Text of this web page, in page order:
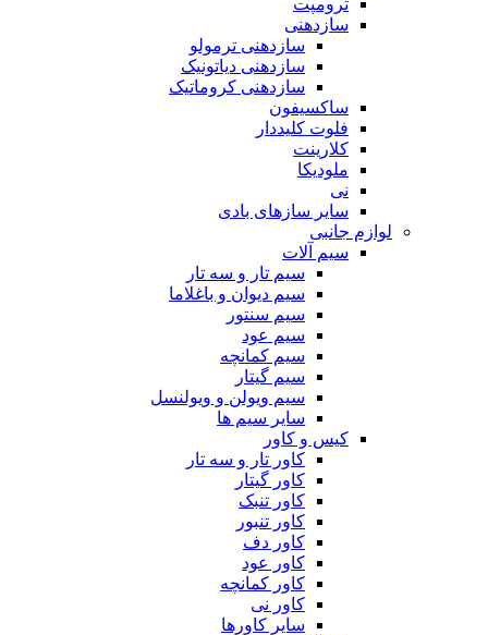
ترومپت
سازدهنی
سازدهنی ترمولو
سازدهنی دیاتونیک
سازدهنی کروماتیک
ساکسیفون
فلوت کلیددار
کلارینت
ملودیکا
نی
سایر سازهای بادی
لوازم جانبی
سیم آلات
سیم تار و سه تار
سیم دیوان و باغلاما
سیم سنتور
سیم عود
سیم کمانچه
سیم گیتار
سیم ویولن و ویولنسل
سایر سیم ها
کیس و کاور
کاور تار و سه تار
کاور گیتار
کاور تنبک
کاور تنبور
کاور دف
کاور عود
کاور کمانچه
کاور نی
سایر کاورها